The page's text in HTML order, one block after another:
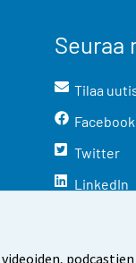
Seuraa
Tilaa
Facebook
Twitter
LinkedIn